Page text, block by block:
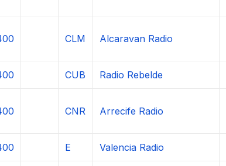
CLM Alcaravan Radio
CUB Radio Rebelde
CNR Arrecife Radio
E Valencia Radio